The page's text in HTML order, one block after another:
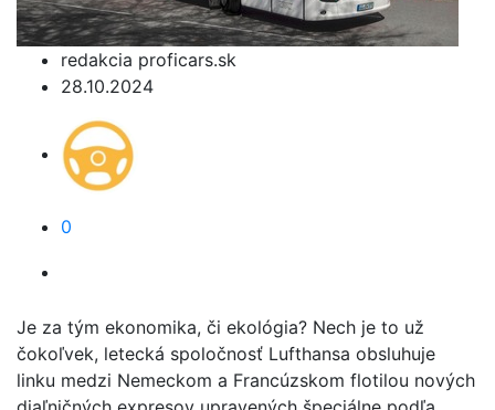
redakcia proficars.sk
28.10.2024
0
Je za tým ekonomika, či ekológia? Nech je to už
čokoľvek, letecká spoločnosť Lufthansa obsluhuje
linku medzi Nemeckom a Francúzskom flotilou nových